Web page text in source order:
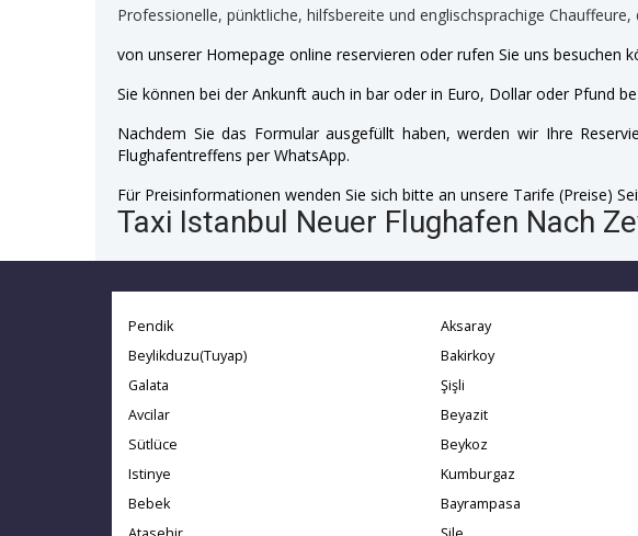
Professionelle, pünktliche, hilfsbereite und englischsprachige
von unserer Homepage online reservieren oder rufen Sie uns besuchen
Sie können bei der Ankunft auch in bar oder in Euro, Dollar oder Pfund
Nachdem Sie das Formular ausgefüllt haben, werden wir Ihre
Flughafentreffens per WhatsApp.
Für Preisinformationen wenden Sie sich bitte an unsere Tarife (Preise)
Taxi Istanbul Neuer Flughafen Nach
Pendik
Beylikduzu(Tuyap)
Galata
Avcilar
Sütlüce
Istinye
Bebek
Aksaray
Bakirkoy
Şişli
Beyazit
Beykoz
Kumburgaz
Bayrampasa